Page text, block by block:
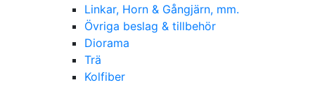
Linkar, Horn & Gångjärn, mm.
Övriga beslag & tillbehör
Diorama
Trä
Kolfiber